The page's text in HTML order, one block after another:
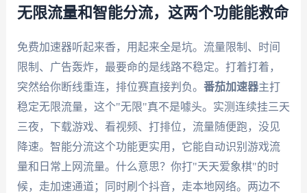
无限流量和智能分流，这两个功能能救命
免费加速器听起来香，用起来全是坑。流量限制、时间
限制、广告轰炸，最要命的是线路不稳定。打着打着，
突然给你断线重连，排位赛直接判负。 番茄加速器主打
稳定无限流量，这个"无限"真不是噱头。实测连续挂三天
三夜，下载游戏、看视频、打排位，流量随便跑，没见
降速。智能分流这个功能更实用，它能自动识别游戏流
量和日常上网流量。什么意思？你打"天天爱象棋"的时
候，走加速通道；同时刷个抖音，走本地网络。两边不